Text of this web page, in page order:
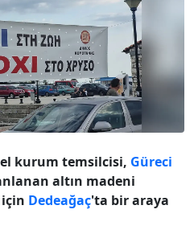
kurum temsilcisi, Güreci
altın madeni
Dedeağaç'ta bir araya